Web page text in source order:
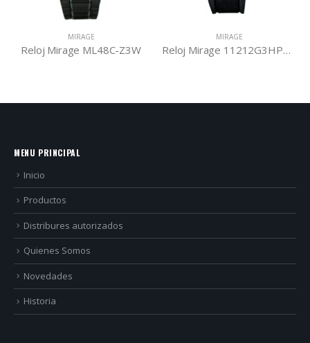
MIRAGE
Reloj Mirage ML48C-Z3W
MIRAGE
Reloj Mirage 11212G3HP03B
MENU PRINCIPAL
Inicio
Productos
Distribures autorizados
Quienes Somos
Novedades
Historia